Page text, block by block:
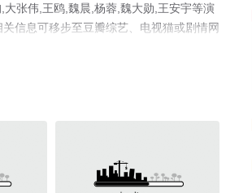
张伟,王鸥,魏晨,杨蓉,魏大勋,王安宇等演
信息可移步至豆瓣综艺、电视猫或剧情网